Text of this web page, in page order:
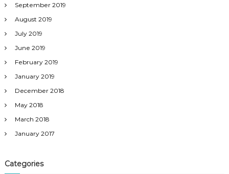
September 2019
August 2019
July 2019
June 2019
February 2019
January 2019
December 2018
May 2018
March 2018
January 2017
Categories